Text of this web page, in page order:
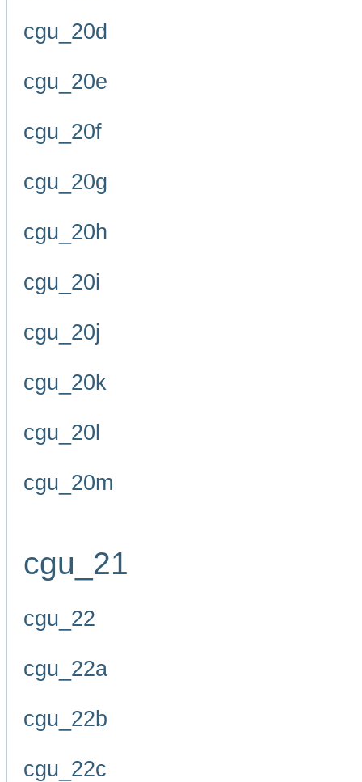
cgu_20d
cgu_20e
cgu_20f
cgu_20g
cgu_20h
cgu_20i
cgu_20j
cgu_20k
cgu_20l
cgu_20m
cgu_21
cgu_22
cgu_22a
cgu_22b
cgu_22c